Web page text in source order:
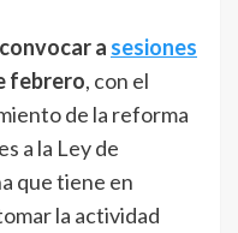
a sesiones
febrero, con el
de la reforma
a la Ley de
que tiene en
la actividad